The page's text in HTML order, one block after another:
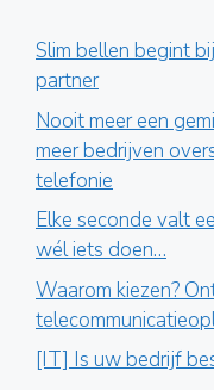
Slim bellen begint
partner
Nooit meer een
meer bedrijven
telefonie
Elke seconde valt
wél iets doen…
Waarom kiezen?
[IT] Is uw bedrijf